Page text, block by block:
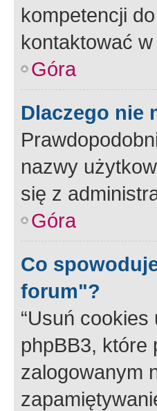
kompetencji
kontaktować
Góra
Dlaczego nie
nazwy
się z
Góra
Co
forum"?
“Usuń
phpBB3, które
zalogowanym